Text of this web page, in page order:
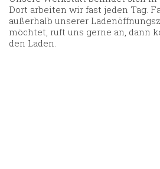
Dort arbeiten wir fast jeden Tag.
außerhalb unserer
möchtet, ruft uns gerne an, dann
den Laden.